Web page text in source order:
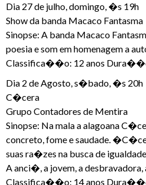
Dia 27 de julho, domingo, �s 19h
Show da banda Macaco Fantasma
Sinopse: A banda Macaco
poesia e som em homenagem a
Classifica��o: 12 anos
Dia 2 de Agosto, s�bado, �s 20h
C�cera
Grupo Contadores de Mentira
Sinopse: Na mala a alagoana
concreto, fome e saudade.
suas ra�zes na busca de
A anci�, a jovem, a
Classifica��o: 14 anos